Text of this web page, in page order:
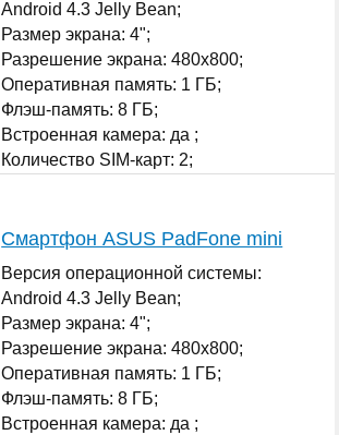
Android 4.3 Jelly Bean;
Размер экрана: 4";
Разрешение экрана: 480x800;
Оперативная память: 1 ГБ;
Флэш-память: 8 ГБ;
Встроенная камера: да ;
Количество SIM-карт: 2;
Смартфон ASUS PadFone mini
Версия операционной системы:
Android 4.3 Jelly Bean;
Размер экрана: 4";
Разрешение экрана: 480x800;
Оперативная память: 1 ГБ;
Флэш-память: 8 ГБ;
Встроенная камера: да ;